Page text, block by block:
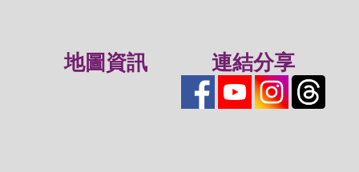
地圖資訊 連結分享